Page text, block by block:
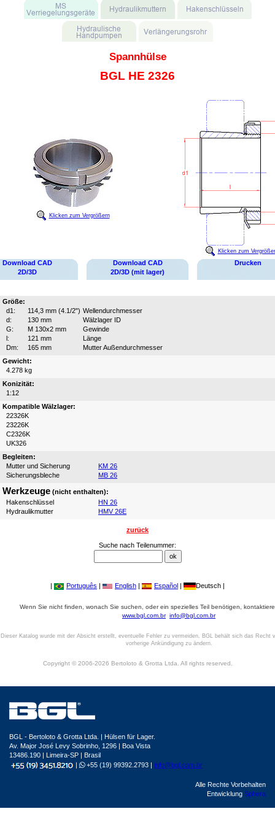
Spannhülse
BGL HE 2326
Klicken zum Vergrößern
Klicken zum
Download CAD
2D/3D
Download CAD
2D/3D (mit lager)
Drucken
Größe:
d1:
114,3 mm (4.1/2") Wellendurchmesser
d:
130 mm
Wälzlager ID
G:
M 130x2 mm
Gewinde
l:
121 mm
Länge
Dm:
165 mm
Mutter Außendurchmesser
Gewicht:
4.278 kg
Konizität:
1:12
Kompatible Wälzlager:
22326K
23226K
C2326K
UK326
Begleiten:
Mutter und Sicherung
KM 26
Sicherungsbleche
MB 26
Werkzeuge (nicht enthalten):
Hakenschlüssel
HN 26
Hydraulikmutter
HMV 26E
zurück
Suche nach Teilenummer:
| Português | English | Español | Deutsch |
Wenn Sie nicht finden, wonach Sie suchen, oder ein spezielles Teil benötigen,
www.bgl.com.br info@bgl.com.br
Dieser Katalog wurde mit der Absicht erstellt, eventuelle Fehler zu vermeiden. BGL behält sich das Recht
vorherige Ankündigung zu ändern.
Copyright © 2006-2026 Bertoloto & Grotta Ltda. All rights reserved.
BGL - Bertoloto & Grotta Ltda. | Hülsen für Lager.
Av. Major José Levy Sobrinho, 1296 | Boa Vista
13486.190 | Limeira-SP | Brasil
|
+55 (19) 99392.2793 | info@bgl.com.br
Alle Rechte Vorbehalten
Entwicklung Sphera